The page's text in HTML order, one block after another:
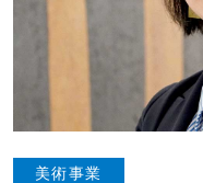
美術事業